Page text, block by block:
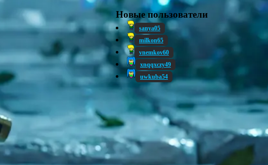
Новые пользователи
sanya05
milkon65
vnemkov60
xnqqxczy49
uwkuba54